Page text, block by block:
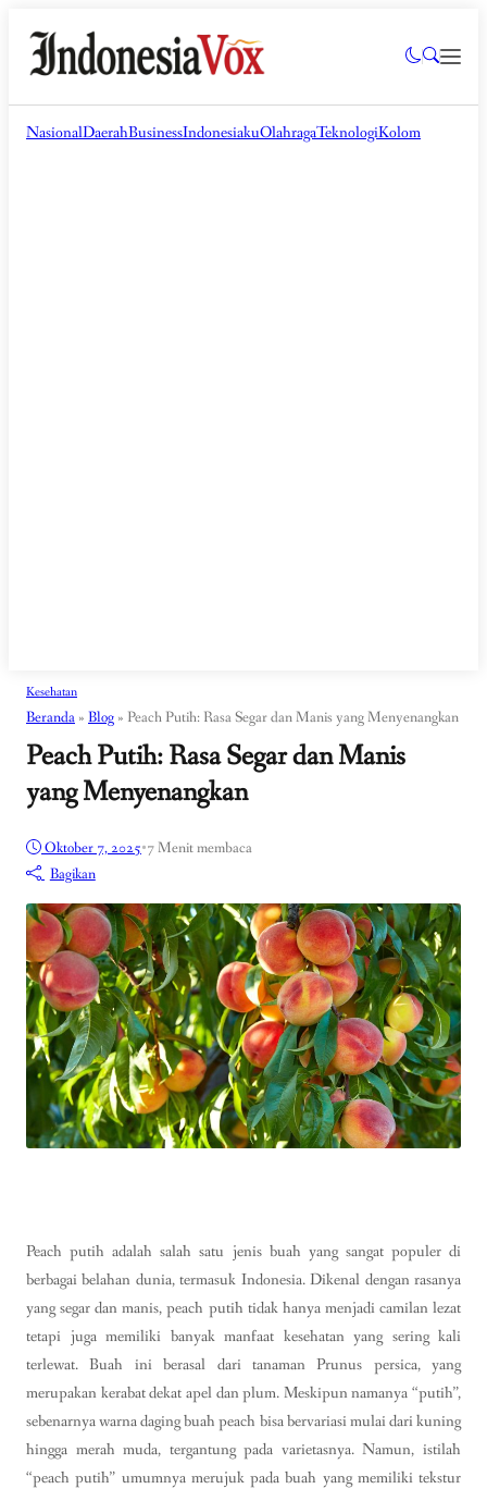
NasionalDaerahBusinessIndonesiakuOlahragaTeknologiKolom
Kesehatan
Beranda » Blog » Peach Putih: Rasa Segar dan Manis yang Menyenangkan
Peach Putih: Rasa Segar dan Manis
yang Menyenangkan
Oktober 7, 2025•7 Menit membaca
Bagikan
Peach putih adalah salah satu jenis buah yang sangat populer di
berbagai belahan dunia, termasuk Indonesia. Dikenal dengan rasanya
yang segar dan manis, peach putih tidak hanya menjadi camilan lezat
tetapi juga memiliki banyak manfaat kesehatan yang sering kali
terlewat. Buah ini berasal dari tanaman Prunus persica, yang
merupakan kerabat dekat apel dan plum. Meskipun namanya “putih”,
sebenarnya warna daging buah peach bisa bervariasi mulai dari kuning
hingga merah muda, tergantung pada varietasnya. Namun, istilah
“peach putih” umumnya merujuk pada buah yang memiliki tekstur